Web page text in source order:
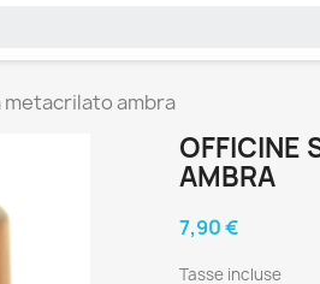
metacrilato ambra
OFFICINE
AMBRA
7,90 €
Tasse incluse